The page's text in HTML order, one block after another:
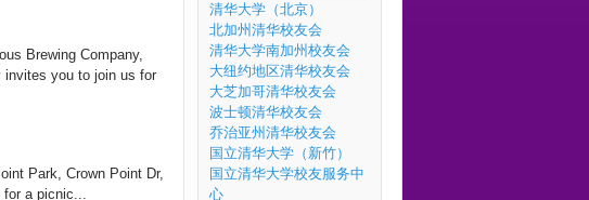
系列—Los Penasquitos Canyon Preserve远
04/29/2018
San Diego清华校友会迎校庆
Mission Bay划船活动通知
San Diego清华校友会迎校庆
Mission Bay划船活动
活动预告：冬季勇士跑步赛
清华校友会职业规划讲座系列(高
通)--求职与职场新人-文化差异与职业发展
活动预告：清华校友会职业规划
Brewing Company,
invites you to join us for
Park, Crown Point Dr,
for a picnic...
清华大学（北京）
北加州清华校友会
清华大学南加州校友会
大纽约地区清华校友会
大芝加哥清华校友会
波士顿清华校友会
乔治亚州清华校友会
国立清华大学（新竹）
国立清华大学校友服务中
心